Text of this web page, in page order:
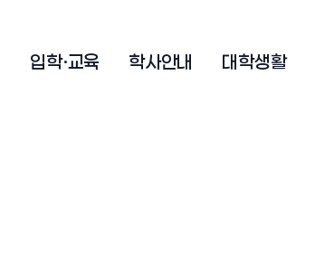
입학·교육 학사안내 대학생활